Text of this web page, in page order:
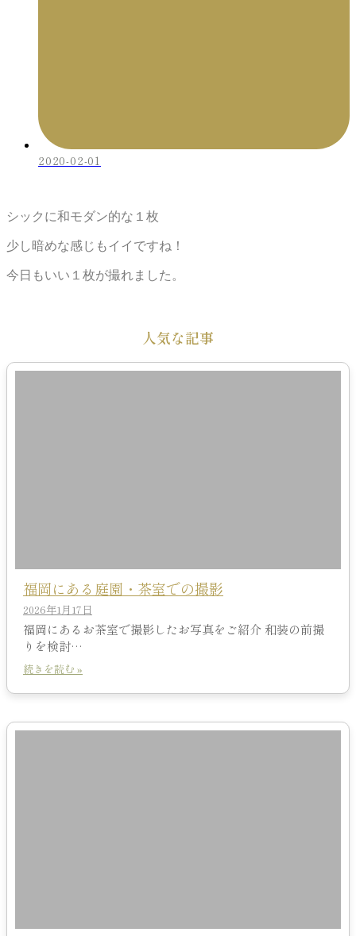
2020-02-01
シックに和モダン的な１枚
少し暗めな感じもイイですね！
今日もいい１枚が撮れました。
人気な記事
福岡にある庭園・茶室での撮影
2026年1月17日
福岡にあるお茶室で撮影したお写真をご紹介 和装の前撮
りを検討…
続きを読む »